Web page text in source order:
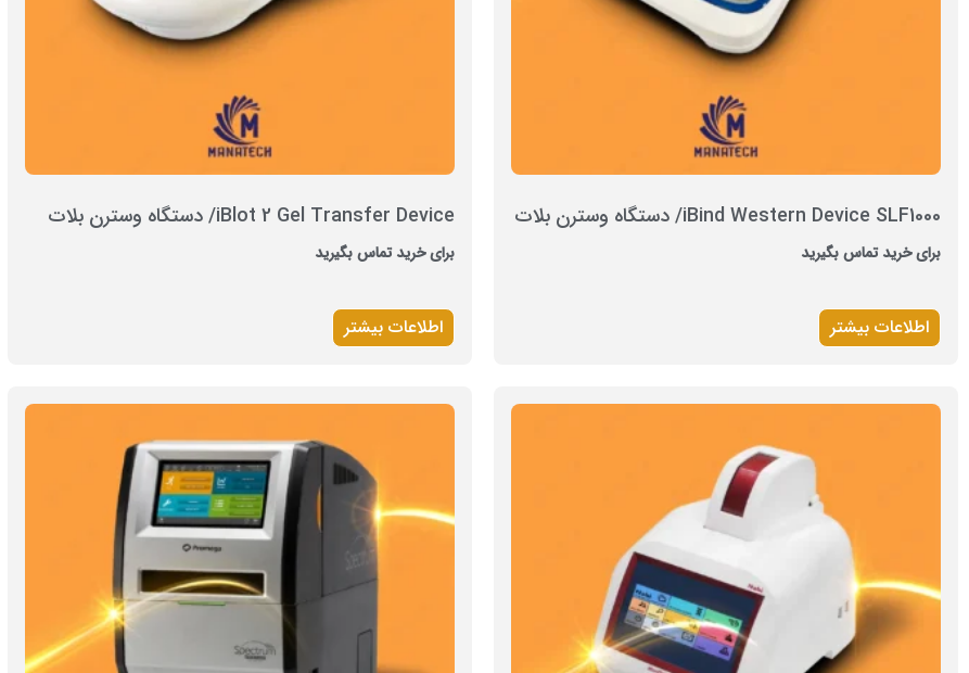
iBind Western Device SLF1000/ دستگاه وسترن بلات
برای خرید تماس بگیرید
اطلاعات بیشتر
iBlot 2 Gel Transfer Device/ دستگاه وسترن بلات
برای خرید تماس بگیرید
اطلاعات بیشتر